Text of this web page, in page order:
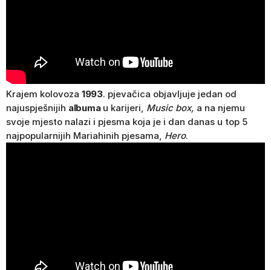
Krajem kolovoza 1993. pjevačica objavljuje jedan od
najuspješnijih albumau karijeri, Music box, a na njemu
svoje mjesto nalazi i pjesma koja je i dan danas u top 5
najpopularnijih Mariahinih pjesama, Hero.